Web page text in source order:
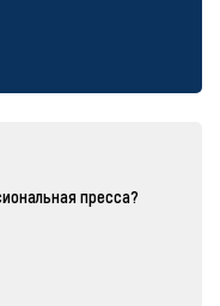
пресса?